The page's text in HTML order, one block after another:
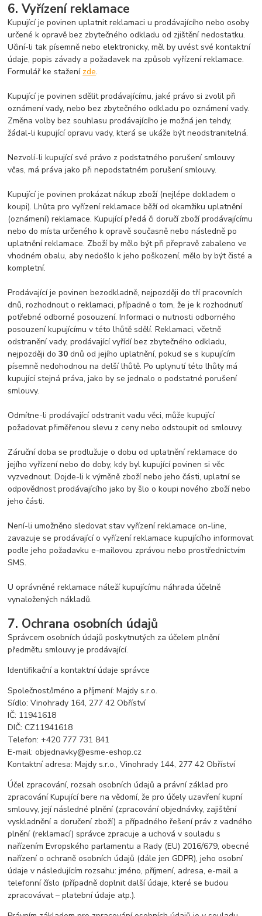
6. Vyřízení reklamace
Kupující je povinen uplatnit reklamaci u prodávajícího nebo osoby
určené k opravě bez zbytečného odkladu od zjištění nedostatku.
Učiní-li tak písemně nebo elektronicky, měl by uvést své kontaktní
údaje, popis závady a požadavek na způsob vyřízení reklamace.
Formulář ke stažení zde.
Kupující je povinen sdělit prodávajícímu, jaké právo si zvolil při
oznámení vady, nebo bez zbytečného odkladu po oznámení vady.
Změna volby bez souhlasu prodávajícího je možná jen tehdy,
žádal-li kupující opravu vady, která se ukáže být neodstranitelná.
Nezvolí-li kupující své právo z podstatného porušení smlouvy
včas, má práva jako při nepodstatném porušení smlouvy.
Kupující je povinen prokázat nákup zboží (nejlépe dokladem o
koupi). Lhůta pro vyřízení reklamace běží od okamžiku uplatnění
(oznámení) reklamace. Kupující předá či doručí zboží prodávajícímu
nebo do místa určeného k opravě současně nebo následně po
uplatnění reklamace. Zboží by mělo být při přepravě zabaleno ve
vhodném obalu, aby nedošlo k jeho poškození, mělo by být čisté a
kompletní.
Prodávající je povinen bezodkladně, nejpozději do tří pracovních
dnů, rozhodnout o reklamaci, případně o tom, že je k rozhodnutí
potřebné odborné posouzení. Informaci o nutnosti odborného
posouzení kupujícímu v této lhůtě sdělí. Reklamaci, včetně
odstranění vady, prodávající vyřídí bez zbytečného odkladu,
nejpozději do 30 dnů od jejího uplatnění, pokud se s kupujícím
písemně nedohodnou na delší lhůtě. Po uplynutí této lhůty má
kupující stejná práva, jako by se jednalo o podstatné porušení
smlouvy.
Odmítne-li prodávající odstranit vadu věci, může kupující
požadovat přiměřenou slevu z ceny nebo odstoupit od smlouvy.
Záruční doba se prodlužuje o dobu od uplatnění reklamace do
jejího vyřízení nebo do doby, kdy byl kupující povinen si věc
vyzvednout. Dojde-li k výměně zboží nebo jeho části, uplatní se
odpovědnost prodávajícího jako by šlo o koupi nového zboží nebo
jeho části.
Není-li umožněno sledovat stav vyřízení reklamace on-line,
zavazuje se prodávající o vyřízení reklamace kupujícího informovat
podle jeho požadavku e-mailovou zprávou nebo prostřednictvím
SMS.
U oprávněné reklamace náleží kupujícímu náhrada účelně
vynaložených nákladů.
7. Ochrana osobních údajů
Správcem osobních údajů poskytnutých za účelem plnění
předmětu smlouvy je prodávající.
Identifikační a kontaktní údaje správce
Společnost/Jméno a příjmení: Majdy s.r.o.
Sídlo: Vinohrady 164, 277 42 Obříství
IČ: 11941618
DIČ: CZ11941618
Telefon: +420 777 731 841
E-mail: objednavky@esme-eshop.cz
Kontaktní adresa: Majdy s.r.o., Vinohrady 144, 277 42 Obříství
Účel zpracování, rozsah osobních údajů a právní základ pro
zpracování Kupující bere na vědomí, že pro účely uzavření kupní
smlouvy, její následné plnění (zpracování objednávky, zajištění
vyskladnění a doručení zboží) a případného řešení práv z vadného
plnění (reklamací) správce zpracuje a uchová v souladu s
nařízením Evropského parlamentu a Rady (EU) 2016/679, obecné
nařízení o ochraně osobních údajů (dále jen GDPR), jeho osobní
údaje v následujícím rozsahu: jméno, příjmení, adresa, e-mail a
telefonní číslo (případně doplnit další údaje, které se budou
zpracovávat – platební údaje atp.).